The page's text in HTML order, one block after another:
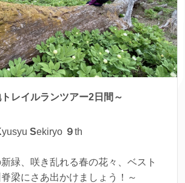
レイルランツアー2日間～
yusyu Sekiryo ９th
緑、咲き乱れる春の花々、ベスト
梁にさあ出かけましょう！～